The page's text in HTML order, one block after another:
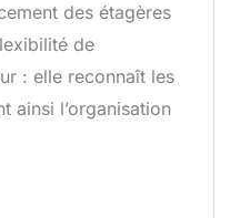
des étagères
de
: elle reconnaît les
ainsi l’organisation